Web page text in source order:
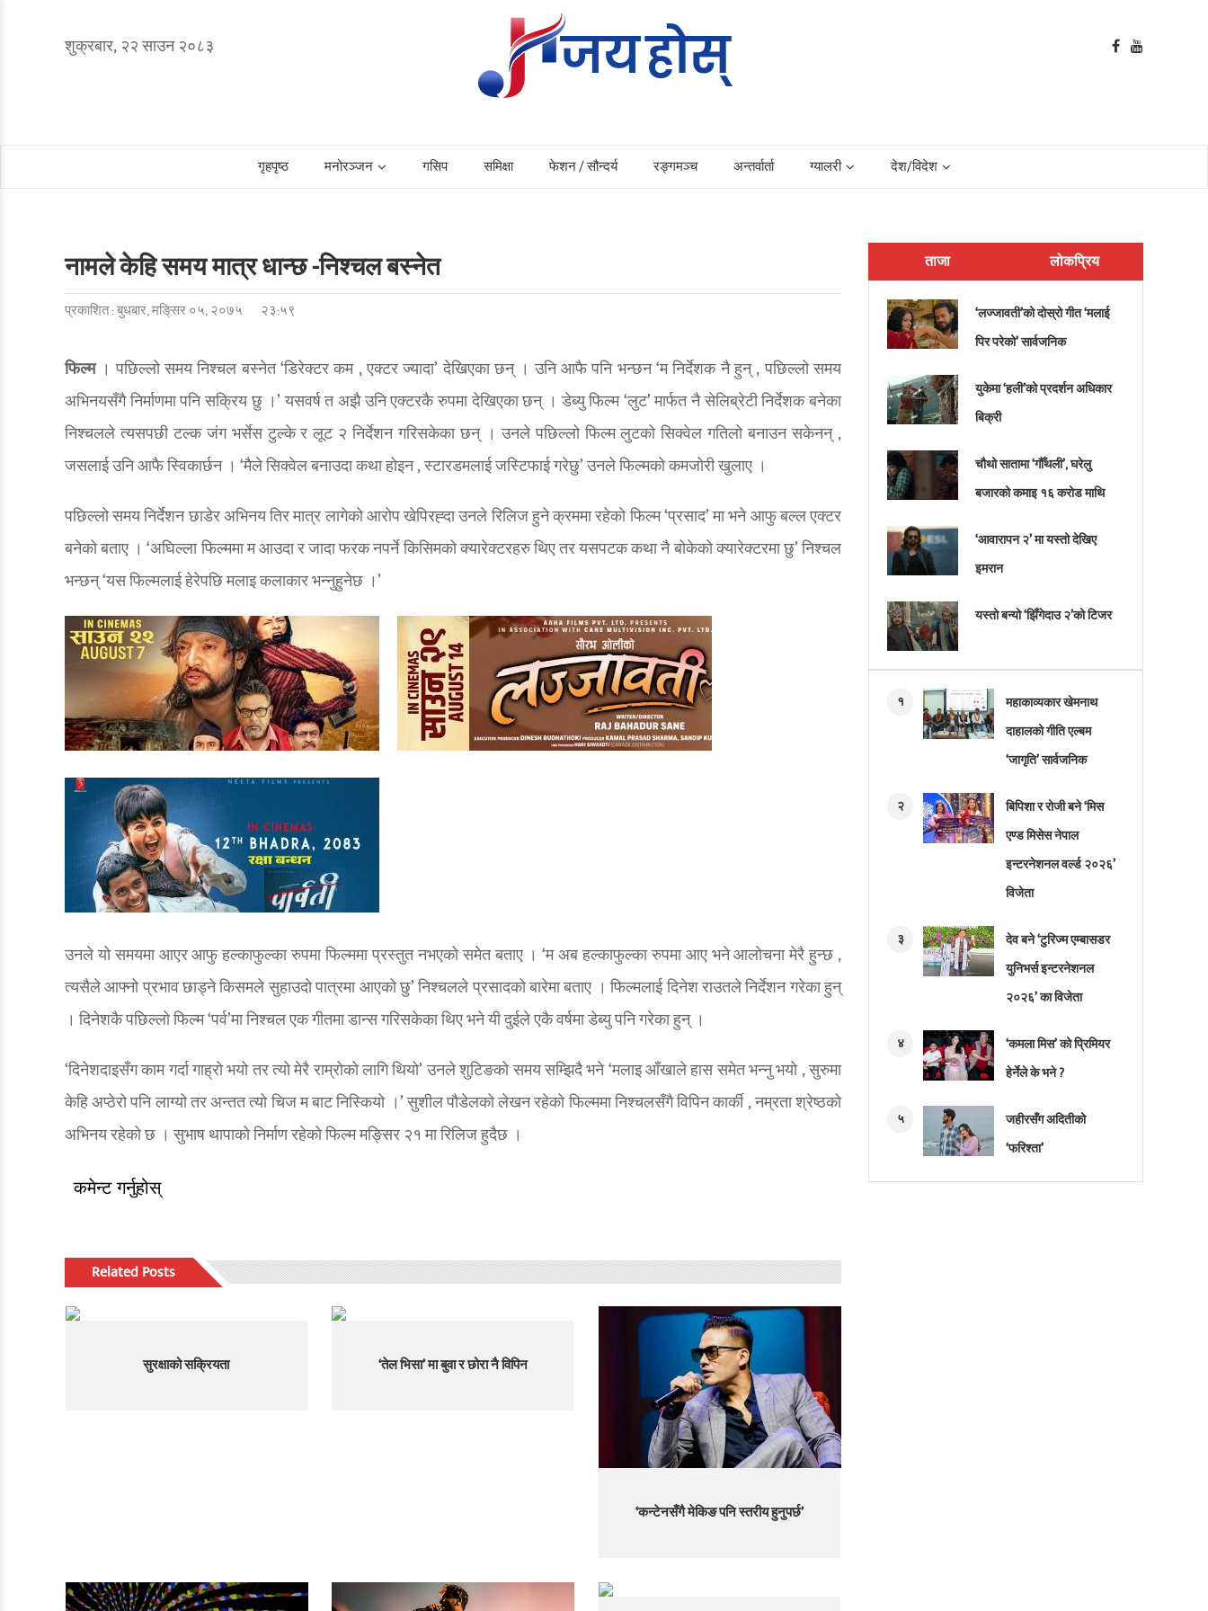
शुक्रबार, २२ साउन २०८३
गृहपृष्ठ मनोरञ्जन गसिप समिक्षा फेशन / सौन्दर्य रङ्गमञ्च अन्तर्वार्ता ग्यालरी देश/विदेश
नामले केहि समय मात्र धान्छ -निश्चल बस्नेत
प्रकाशित : बुधबार, मङि्सर ०५, २०७५ २३:५९
फिल्म। पछिल्लो समय निश्चल बस्नेत ‘डिरेक्टर कम , एक्टर ज्यादा’ देखिएका छन् । उनि आफै पनि भन्छन ‘म निर्देशक नै हुन् , पछिल्लो समय
अभिनयसँगै निर्माणमा पनि सक्रिय छु ।’ यसवर्ष त अझै उनि एक्टरकै रुपमा देखिएका छन् । डेब्यु फिल्म ‘लुट’ मार्फत नै सेलिब्रेटी निर्देशक बनेका
निश्चलले त्यसपछी टल्क जंग भर्सेस टुल्के र लूट २ निर्देशन गरिसकेका छन् । उनले पछिल्लो फिल्म लुटको सिक्वेल गतिलो बनाउन सकेनन् ,
जसलाई उनि आफै स्विकार्छन । ‘मैले सिक्वेल बनाउदा कथा होइन , स्टारडमलाई जस्टिफाई गरेछु’ उनले फिल्मको कमजोरी खुलाए ।
पछिल्लो समय निर्देशन छाडेर अभिनय तिर मात्र लागेको आरोप खेपिरह्दा उनले रिलिज हुने क्रममा रहेको फिल्म ‘प्रसाद’ मा भने आफु बल्ल एक्टर
बनेको बताए । ‘अघिल्ला फिल्ममा म आउदा र जादा फरक नपर्ने किसिमको क्यारेक्टरहरु थिए तर यसपटक कथा नै बोकेको क्यारेक्टरमा छु’ निश्चल
भन्छन् ‘यस फिल्मलाई हेरेपछि मलाइ कलाकार भन्नुहुनेछ ।’
उनले यो समयमा आएर आफु हल्काफुल्का रुपमा फिल्ममा प्रस्तुत नभएको समेत बताए । ‘म अब हल्काफुल्का रुपमा आए भने आलोचना मेरै हुन्छ ,
त्यसैले आफ्नो प्रभाव छाड्ने किसमले सुहाउदो पात्रमा आएको छु’ निश्चलले प्रसादको बारेमा बताए । फिल्मलाई दिनेश राउतले निर्देशन गरेका हुन्
। दिनेशकै पछिल्लो फिल्म ‘पर्व’मा निश्चल एक गीतमा डान्स गरिसकेका थिए भने यी दुईले एकै वर्षमा डेब्यु पनि गरेका हुन् ।
‘दिनेशदाइसँग काम गर्दा गाह्रो भयो तर त्यो मेरै राम्रोको लागि थियो’ उनले शुटिङको समय सम्झिदै भने ‘मलाइ आँखाले हास समेत भन्नु भयो , सुरुमा
केहि अप्ठेरो पनि लाग्यो तर अन्तत त्यो चिज म बाट निस्कियो ।’ सुशील पौडेलको लेखन रहेको फिल्ममा निश्चलसँगै विपिन कार्की , नम्रता श्रेष्ठको
अभिनय रहेको छ । सुभाष थापाको निर्माण रहेको फिल्म मङ्सिर २१ मा रिलिज हुदैछ ।
कमेन्ट गर्नुहोस्
Related Posts
सुरक्षाको सक्रियता ‘तेल भिसा’ मा बुवा र छोरा नै विपिन
‘कन्टेनसँगै मेकिङ पनि स्तरीय हुनुपर्छ’
ताजा लोकप्रिय
‘लज्जावती’को दोस्रो गीत ‘मलाई
पिर परेको’ सार्वजनिक
युकेमा ‘हली’को प्रदर्शन अधिकार
बिक्री
चौथो सातामा ‘गौँथली’, घरेलु
बजारको कमाइ १६ करोड माथि
‘आवारापन २’ मा यस्तो देखिए
इमरान
यस्तो बन्यो ‘झिँगेदाउ २’को टिजर
१
महाकाव्यकार खेमनाथ
दाहालको गीति एल्बम
‘जागृति’ सार्वजनिक
२
बिपिशा र रोजी बने ‘मिस
एण्ड मिसेस नेपाल
इन्टरनेशनल वर्ल्ड २०२६’
विजेता
३
देव बने ‘टुरिज्म एम्बासडर
युनिभर्स इन्टरनेशनल
२०२६’ का विजेता
४
‘कमला मिस’ को प्रिमियर
हेर्नेले के भने ?
५
जहीरसँग अदितीको
‘फरिश्ता’